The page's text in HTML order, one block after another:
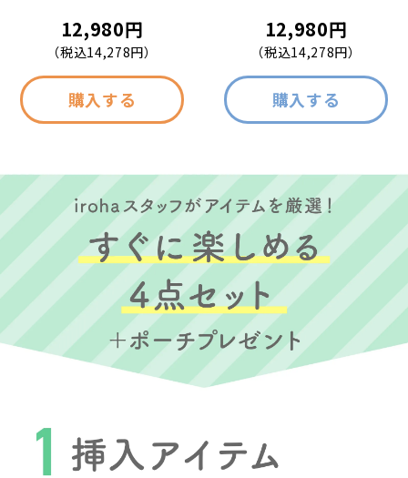
12,980円
（税込14,278円）
購入する
12,980円
（税込14,278円）
購入する